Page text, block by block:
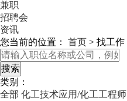
兼职
招聘会
资讯
您当前的位置： 首页 > 找工作
类别：
全部 化工技术应用/化工工程师